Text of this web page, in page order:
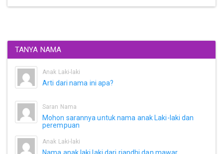
TANYA NAMA
Anak Laki-laki
Arti dari nama ini apa?
Saran Nama
Mohon sarannya untuk nama anak Laki-laki dan
perempuan
Anak Laki-laki
Nama anak laki laki dari riandhi dan mawar